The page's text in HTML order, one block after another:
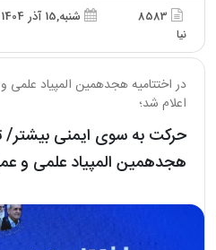
8583 شنبه,15 آذر 1404 | 15:22
نیا
در اختتامیه هجدهمین المپیاد علمی
اعلام شد؛
حرکت به سوی ایمنی بیشتر/
هجدهمین المپیاد علمی و